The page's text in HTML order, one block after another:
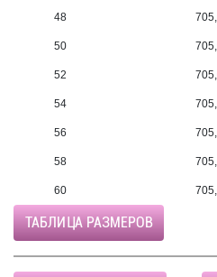
48
50
52
54
56
58
60
ТАБЛИЦА РАЗМЕРОВ